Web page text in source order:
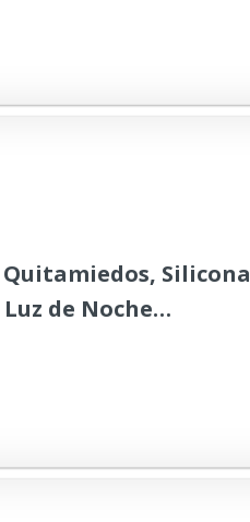
Silicona
de Noche